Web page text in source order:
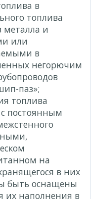
в
топлива
и
или
в
негорючим
паз»;
топлива
постоянным
на
в них
быть оснащены
их наполнения в